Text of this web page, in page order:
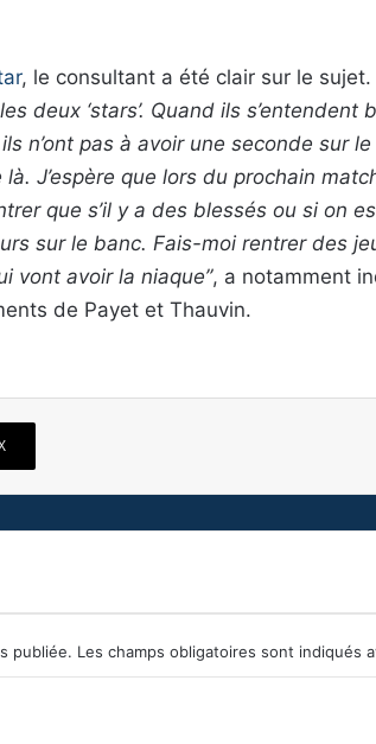
, le consultant a été clair sur le sujet.
deux ‘stars’. Quand ils s’entendent
n’ont pas à avoir une seconde sur
là. J’espère que lors du prochain
que s’il y a des blessés ou si on
sur le banc. Fais-moi rentrer des
vont avoir la niaque”, a notamment
de Payet et Thauvin.
publiée. Les champs obligatoires sont indiqués